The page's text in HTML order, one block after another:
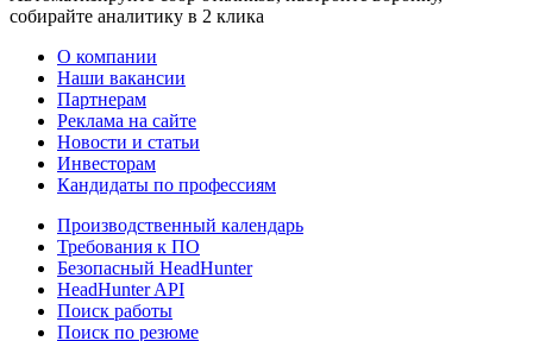
собирайте аналитику в 2 клика
О компании
Наши вакансии
Партнерам
Реклама на сайте
Новости и статьи
Инвесторам
Кандидаты по профессиям
Производственный календарь
Требования к ПО
Безопасный HeadHunter
HeadHunter API
Поиск работы
Поиск по резюме